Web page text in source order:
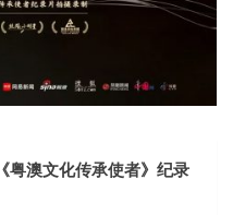
粤澳文化传承使者》纪录